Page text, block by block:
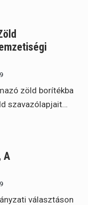
zöld borítékba
szavazólapjait…
A
választáson